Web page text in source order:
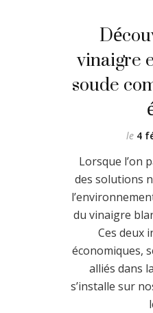
vinaigre
soude
le 4
Lorsque l’on
des solutions
du vinaigre
Ces deux
économiques,
alliés dans
s’installe sur